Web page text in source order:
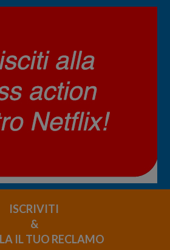
ISCRIVITI
&
IL TUO RECLAMO